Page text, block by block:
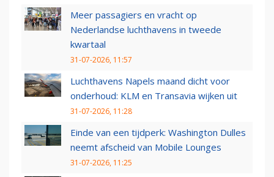
Meer passagiers en vracht op
Nederlandse luchthavens in tweede
kwartaal
31-07-2026, 11:57
Luchthavens Napels maand dicht voor
onderhoud: KLM en Transavia wijken uit
31-07-2026, 11:28
Einde van een tijdperk: Washington Dulles
neemt afscheid van Mobile Lounges
31-07-2026, 11:25